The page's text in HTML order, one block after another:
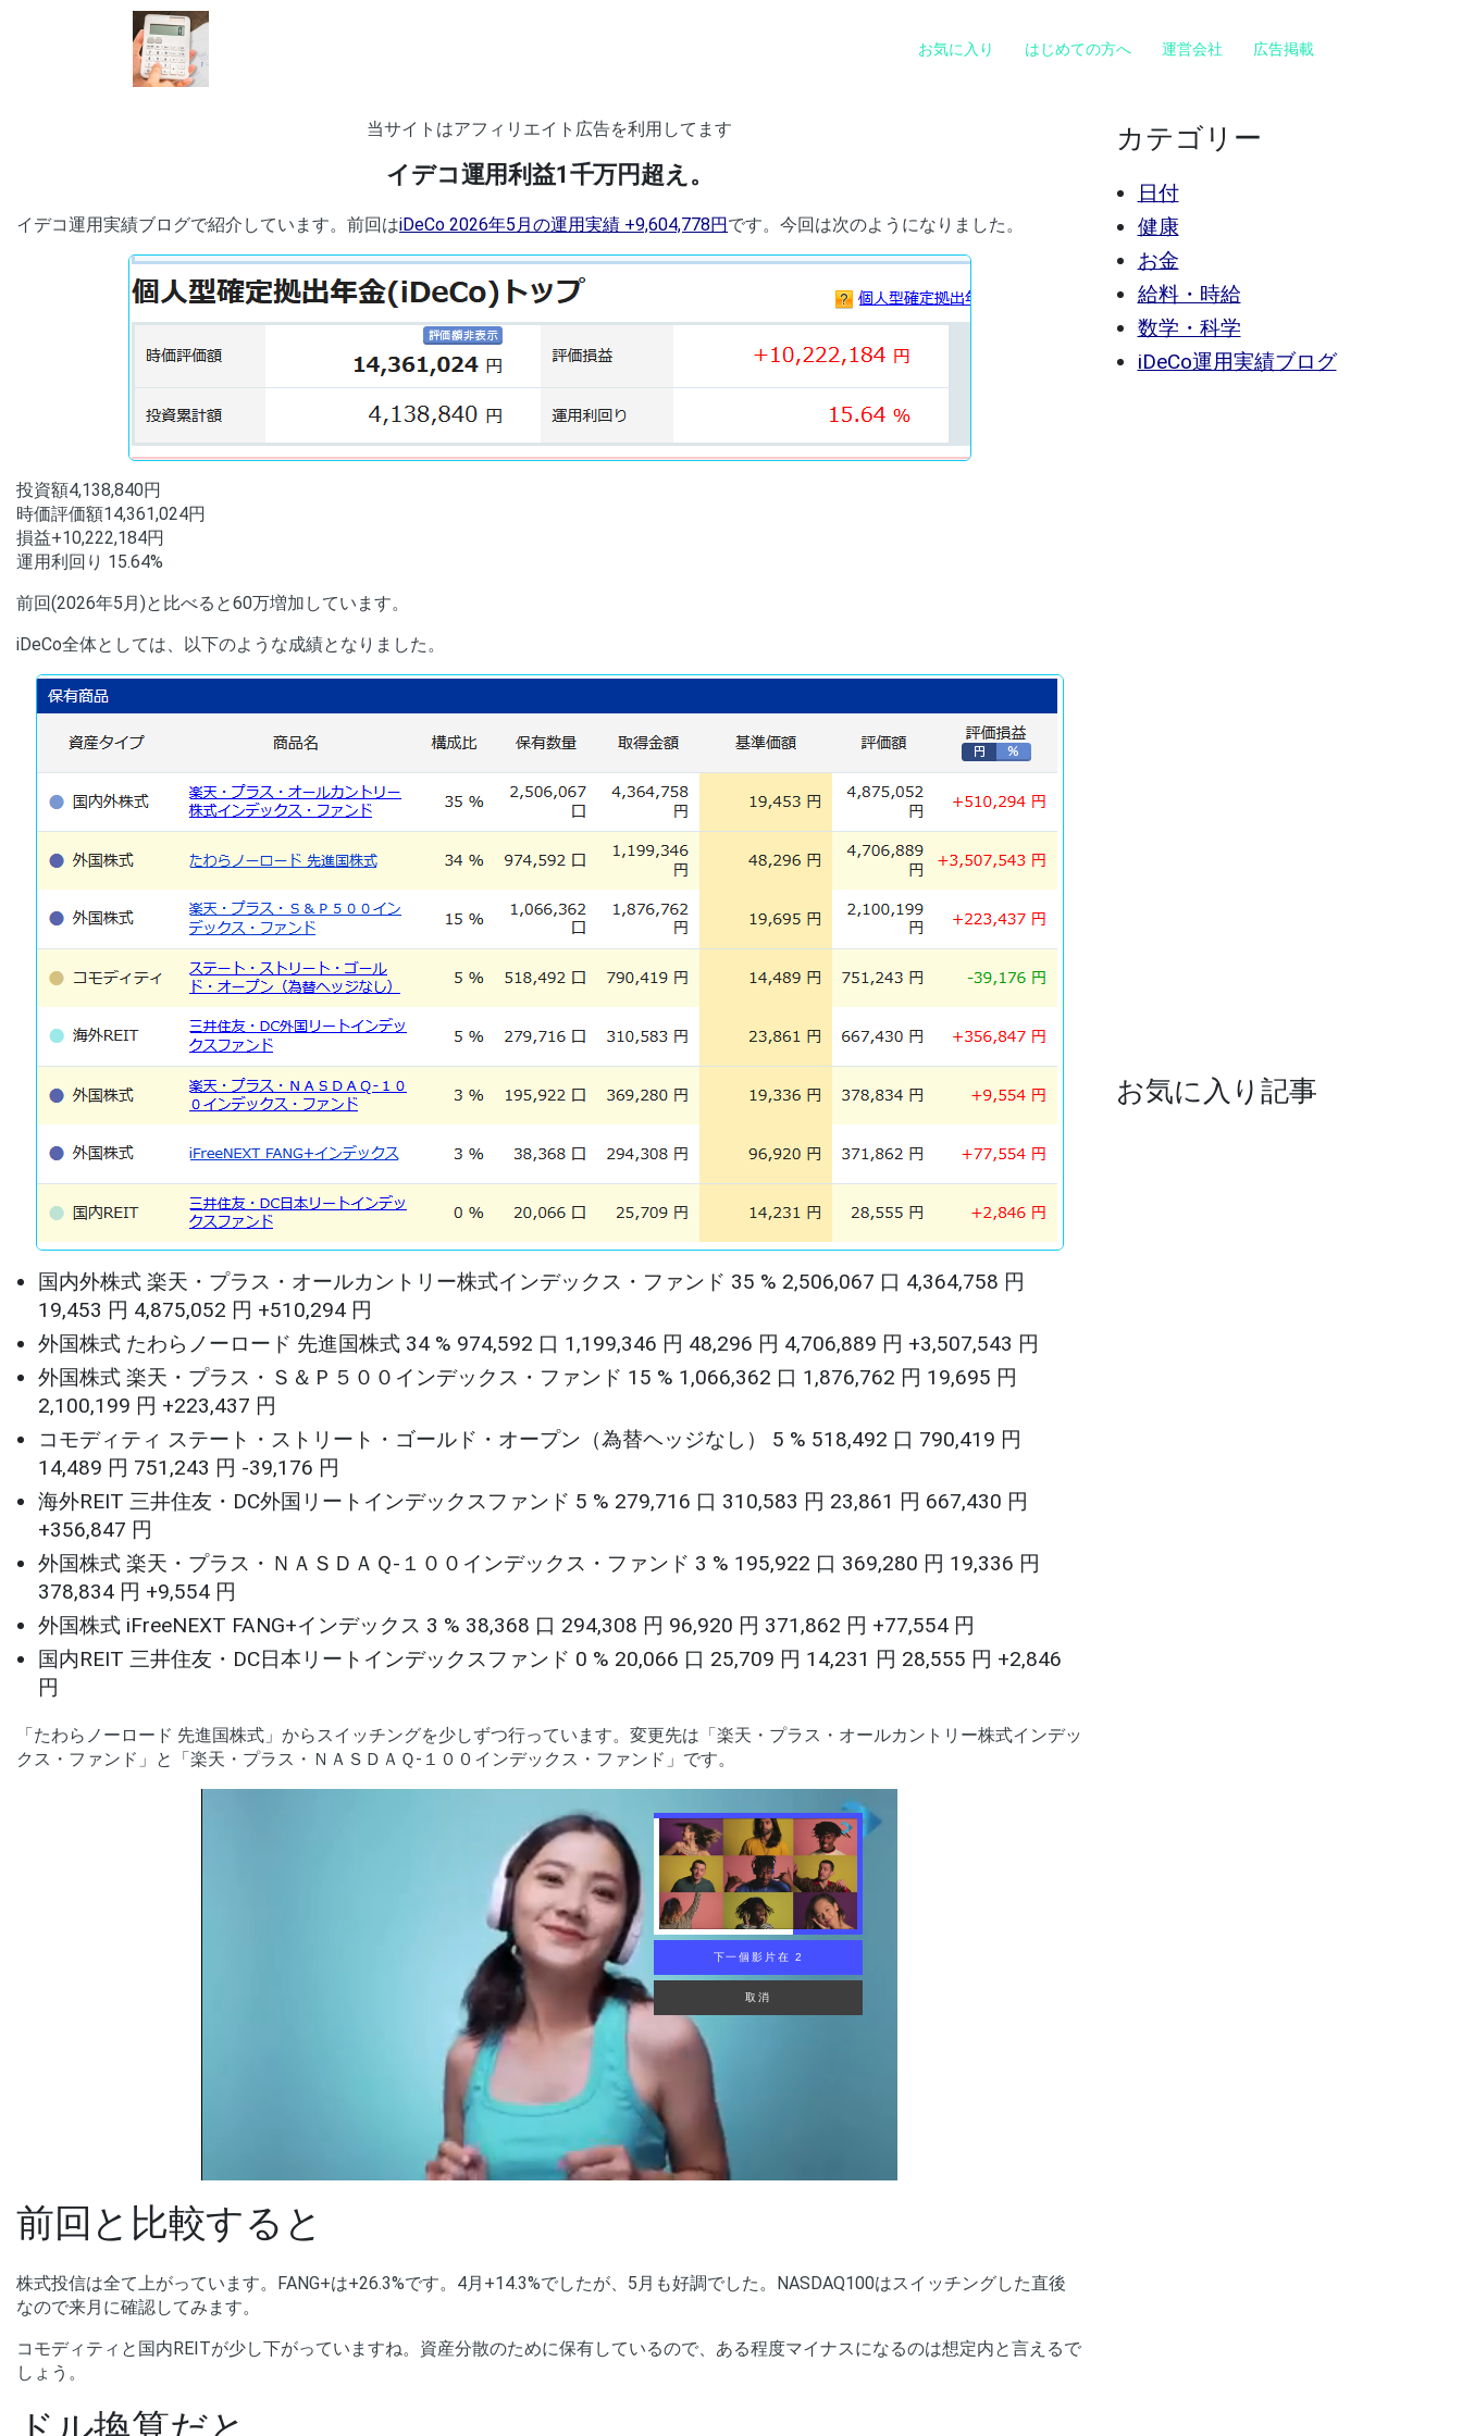
お気に入り はじめての方へ 運営会社 広告掲載
当サイトはアフィリエイト広告を利用してます
イデコ運用利益1千万円超え。
イデコ運用実績ブログで紹介しています。前回はiDeCo 2026年5月の運用実績 +9,604,778円です。今回は次のようになりました。
投資額4,138,840円
時価評価額14,361,024円
損益+10,222,184円
運用利回り 15.64%
前回(2026年5月)と比べると60万増加しています。
iDeCo全体としては、以下のような成績となりました。
国内外株式 楽天・プラス・オールカントリー株式インデックス・ファンド 35 % 2,506,067 口 4,364,758 円
19,453 円 4,875,052 円 +510,294 円
外国株式 たわらノーロード 先進国株式 34 % 974,592 口 1,199,346 円 48,296 円 4,706,889 円 +3,507,543 円
外国株式 楽天・プラス・Ｓ＆Ｐ５００インデックス・ファンド 15 % 1,066,362 口 1,876,762 円 19,695 円
2,100,199 円 +223,437 円
コモディティ ステート・ストリート・ゴールド・オープン（為替ヘッジなし） 5 % 518,492 口 790,419 円
14,489 円 751,243 円 -39,176 円
海外REIT 三井住友・DC外国リートインデックスファンド 5 % 279,716 口 310,583 円 23,861 円 667,430 円
+356,847 円
外国株式 楽天・プラス・ＮＡＳＤＡＱ-１００インデックス・ファンド 3 % 195,922 口 369,280 円 19,336 円
378,834 円 +9,554 円
外国株式 iFreeNEXT FANG+インデックス 3 % 38,368 口 294,308 円 96,920 円 371,862 円 +77,554 円
国内REIT 三井住友・DC日本リートインデックスファンド 0 % 20,066 口 25,709 円 14,231 円 28,555 円 +2,846
円
「たわらノーロード 先進国株式」からスイッチングを少しずつ行っています。変更先は「楽天・プラス・オールカントリー株式インデッ
クス・ファンド」と「楽天・プラス・ＮＡＳＤＡＱ-１００インデックス・ファンド」です。
下一個影片在 1
取消
前回と比較すると
株式投信は全て上がっています。FANG+は+26.3%です。4月+14.3%でしたが、5月も好調でした。NASDAQ100はスイッチングした直後
なので来月に確認してみます。
コモディティと国内REITが少し下がっていますね。資産分散のために保有しているので、ある程度マイナスになるのは想定内と言えるで
しょう。
カテゴリー
日付
健康
お金
給料・時給
数学・科学
iDeCo運用実績ブログ
お気に入り記事